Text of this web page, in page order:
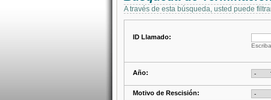
A través de esta búsqueda, usted puede
ID Llamado:
Año:
Motivo de Rescisión: